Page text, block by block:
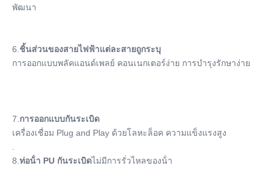
พัฒนา
6.ชิ้นส่วนของสายไฟฟ้าแต่ละสายถูกระบุ
การออกแบบพลัคแอนด์เพลย์ คอนเนกเตอร์ง่าย การบํารุงรักษาง่าย
7.การออกแบบกันระเบิด
เครื่องเชื่อม Plug and Play ด้วยโลหะล็อค ความแข็งแรงสูง
.
8.ท่อน้ํา PU กันระเบิดไม่มีการรั่วไหลของน้ํา